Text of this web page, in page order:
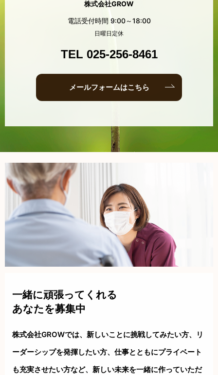
株式会社GROW
電話受付時間 9:00～18:00
日曜日定休
TEL 025-256-8461
メールフォームはこちら
一緒に頑張ってくれる
あなたを募集中
株式会社GROWでは、新しいことに挑戦してみたい方、リ
ーダーシップを発揮したい方、仕事とともにプライベート
も充実させたい方など、新しい未来を一緒に作っていただ